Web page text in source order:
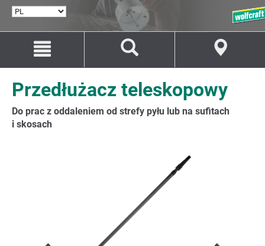
treści
Przejście
nawigacji
Przedłużacz teleskopowy
Do prac z oddaleniem od strefy pyłu lub na sufitach
i skosach